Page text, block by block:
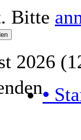
Bitte
2026
•